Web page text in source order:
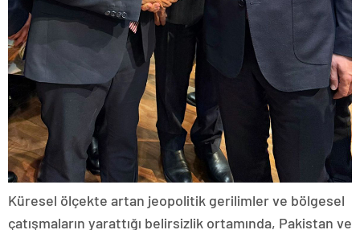
Küresel ölçekte artan jeopolitik gerilimler ve bölgesel
çatışmaların yarattığı belirsizlik ortamında, Pakistan ve